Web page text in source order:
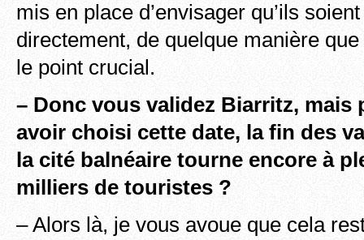
mis en place d’envisager qu’ils
directement, de quelque manière que
le point crucial.
– Donc vous validez Biarritz, mais
avoir choisi cette date, la fin des
la cité balnéaire tourne encore à
milliers de touristes ?
– Alors là, je vous avoue que cela